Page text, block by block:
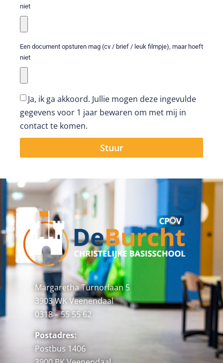
niet
Een document opsturen mag (cv / brief / leuk filmpje), maar hoeft
niet
Ja, ik ga akkoord. Jullie mogen deze ingevulde
gegevens voor 1 jaar bewaren om met mij in
contact te komen.
Stuur
Margaretha Turnorlaan 5
3903 WK Veenendaal
0318 – 55 55 62
Postadres:
Postbus 1406